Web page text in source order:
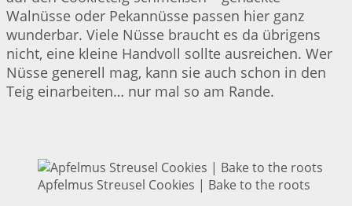
Walnüsse oder Pekannüsse passen hier ganz
wunderbar. Viele Nüsse braucht es da übrigens
nicht, eine kleine Handvoll sollte ausreichen. Wer
Nüsse generell mag, kann sie auch schon in den
Teig einarbeiten… nur mal so am Rande.
Apfelmus Streusel Cookies | Bake to the roots